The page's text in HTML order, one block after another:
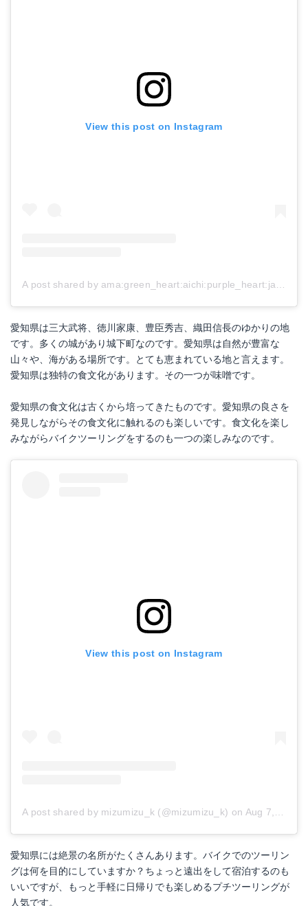
View this post on Instagram
A post shared by ama:green_heart:aichi:purple_heart:japan:heart: (@kiyo_ji_ji_ji_ji)
愛知県は三大武将、徳川家康、豊臣秀吉、織田信長のゆかりの地
です。多くの城があり城下町なのです。愛知県は自然が豊富な
山々や、海がある場所です。とても恵まれている地と言えます。
愛知県は独特の食文化があります。その一つが味噌です。
愛知県の食文化は古くから培ってきたものです。愛知県の良さを
発見しながらその食文化に触れるのも楽しいです。食文化を楽し
みながらバイクツーリングをするのも一つの楽しみなのです。
View this post on Instagram
A post shared by mizumizu_k (@mizumizu_k) on Aug 7, 2018 at 5:16am PDT
愛知県には絶景の名所がたくさんあります。バイクでのツーリン
グは何を目的にしていますか？ちょっと遠出をして宿泊するのも
いいですが、もっと手軽に日帰りでも楽しめるプチツーリングが
人気です。